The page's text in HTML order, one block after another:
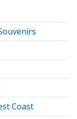
Coast